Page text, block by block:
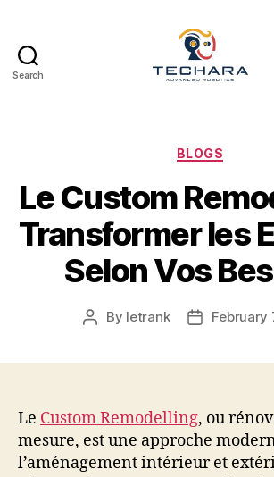
Search
Categories
BLOGS
Le Custom
Transformer les
Selon Vos
Post
By letrank
PostFebruary
Le Custom Remodelling, ou
mesure, est une approche
l’aménagement intérieur et